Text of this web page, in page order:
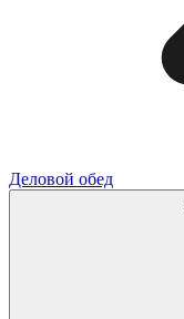
Деловой обед